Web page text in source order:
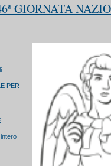
GIORNATA
PER